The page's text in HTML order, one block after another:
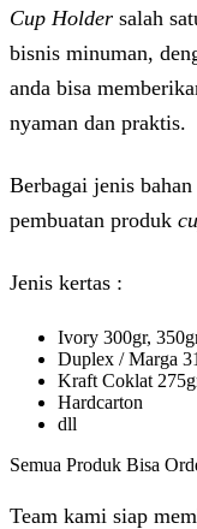
Cup Holder salah
bisnis minuman,
anda bisa
nyaman dan praktis.
Berbagai jenis
pembuatan produk
Jenis kertas :
Ivory 300gr,
Duplex / Marga
Kraft Coklat
Hardcarton
dll
Semua Produk Bisa
Team kami siap